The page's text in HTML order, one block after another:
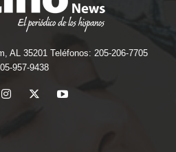
AL 35201 Teléfonos: 205-206-7705
957-9438